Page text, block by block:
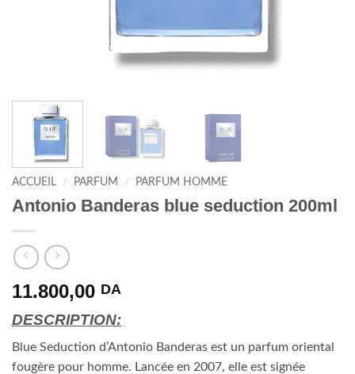
ACCUEIL / PARFUM / PARFUM HOMME
Antonio Banderas blue seduction 200ml
11.800,00 DA
DESCRIPTION:
Blue Seduction d’Antonio Banderas est un parfum oriental
fougère pour homme. Lancée en 2007, elle est signée